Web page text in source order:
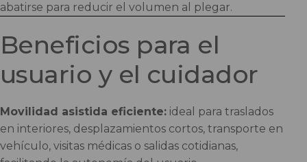
abatirse para reducir el volumen al plegar.
Beneficios para el
usuario y el cuidador
Movilidad asistida eficiente: ideal para traslados
en interiores, desplazamientos cortos, transporte en
vehículo, visitas médicas o salidas cotidianas,